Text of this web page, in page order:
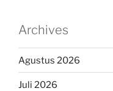
Archives
Agustus 2026
Juli 2026